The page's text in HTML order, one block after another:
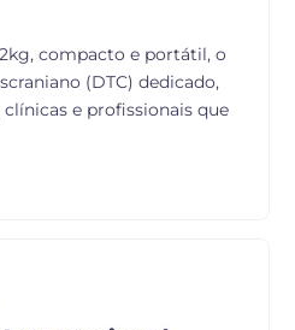
compacto e portátil, o
(DTC) dedicado,
e profissionais que